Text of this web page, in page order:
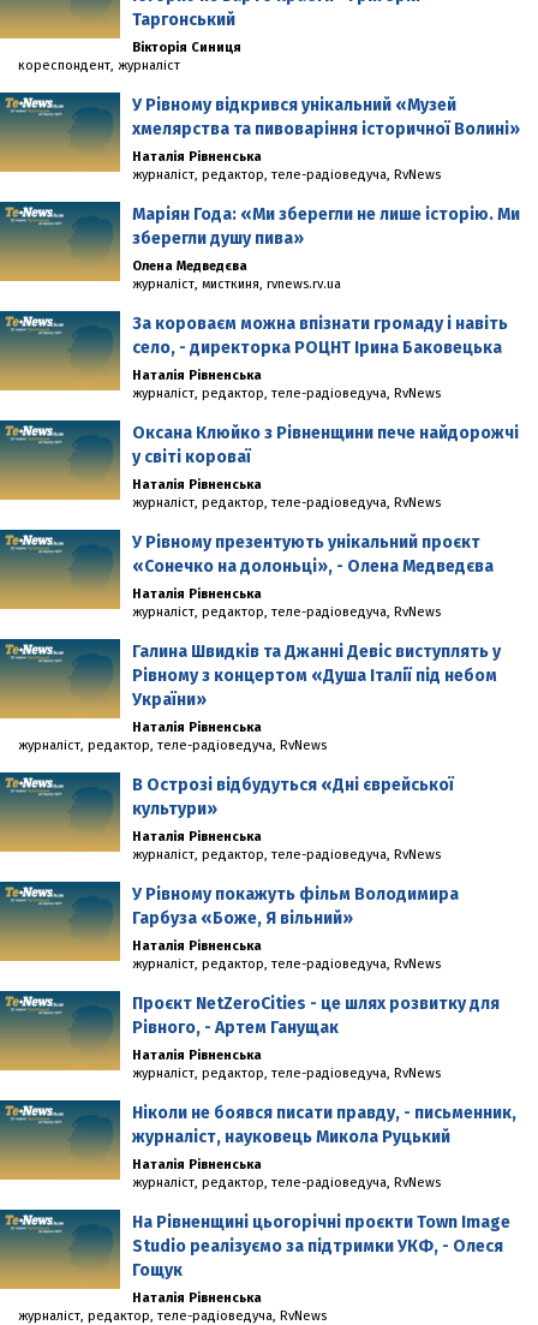
Таргонський
Вікторія Синиця
кореспондент, журналіст
У Рівному відкрився унікальний «Музей
хмелярства та пивоваріння історичної Волині»
Наталія Рівненська
журналіст, редактор, теле-радіоведуча, RvNews
Маріян Года: «Ми зберегли не лише історію. Ми
зберегли душу пива»
Олена Медведєва
журналіст, миcткиня, rvnews.rv.ua
За короваєм можна впізнати громаду і навіть
село, - директорка РОЦНТ Ірина Баковецька
Наталія Рівненська
журналіст, редактор, теле-радіоведуча, RvNews
Оксана Клюйко з Рівненщини пече найдорожчі
у світі короваї
Наталія Рівненська
журналіст, редактор, теле-радіоведуча, RvNews
У Рівному презентують унікальний проєкт
«Сонечко на долоньці», - Олена Медведєва
Наталія Рівненська
журналіст, редактор, теле-радіоведуча, RvNews
Галина Швидків та Джанні Девіс виступлять у
Рівному з концертом «Душа Італії під небом
України»
Наталія Рівненська
журналіст, редактор, теле-радіоведуча, RvNews
В Острозі відбудуться «Дні єврейської
культури»
Наталія Рівненська
журналіст, редактор, теле-радіоведуча, RvNews
У Рівному покажуть фільм Володимира
Гарбуза «Боже, Я вільний»
Наталія Рівненська
журналіст, редактор, теле-радіоведуча, RvNews
Проєкт NetZeroCities - це шлях розвитку для
Рівного, - Артем Ганущак
Наталія Рівненська
журналіст, редактор, теле-радіоведуча, RvNews
Ніколи не боявся писати правду, - письменник,
журналіст, науковець Микола Руцький
Наталія Рівненська
журналіст, редактор, теле-радіоведуча, RvNews
На Рівненщині цьогорічні проєкти Town Image
Studio реалізуємо за підтримки УКФ, - Олеся
Гощук
Наталія Рівненська
журналіст, редактор, теле-радіоведуча, RvNews